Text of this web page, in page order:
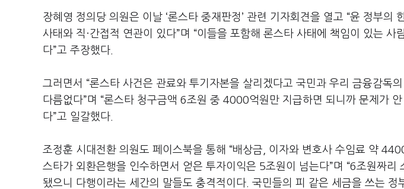
장혜영 정의당 의원은 이날 ‘론스타 중재판정’ 관련 기자회견을 열고 “윤 정부의
사태와 직·간접적 연관이 있다”며 “이들을 포함해 론스타 사태에 책임이 있는 사
다”고 주장했다.
그러면서 “론스타 사건은 관료와 투기자본을 살리겠다고 국민과 우리 금융감독
다름없다”며 “론스타 청구금액 6조원 중 4000억원만 지급하면 되니까 문제가
다”고 일갈했다.
조정훈 시대전환 의원도 페이스북을 통해 “배상금, 이자와 변호사 수임료 약
스타가 외환은행을 인수하면서 얻은 투자이익은 5조원이 넘는다”며 “6조원짜리
됐으니 다행이라는 세간의 말들도 충격적이다. 국민들의 피 같은 세금을 쓰는 정